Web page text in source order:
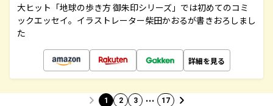
大ヒット「地球の歩き方 御朱印シリーズ」では初めてのコミ
ックエッセイ。イラストレーター柴田かおるが書きおろしまし
た
詳細を見る
1 2 3 … 17